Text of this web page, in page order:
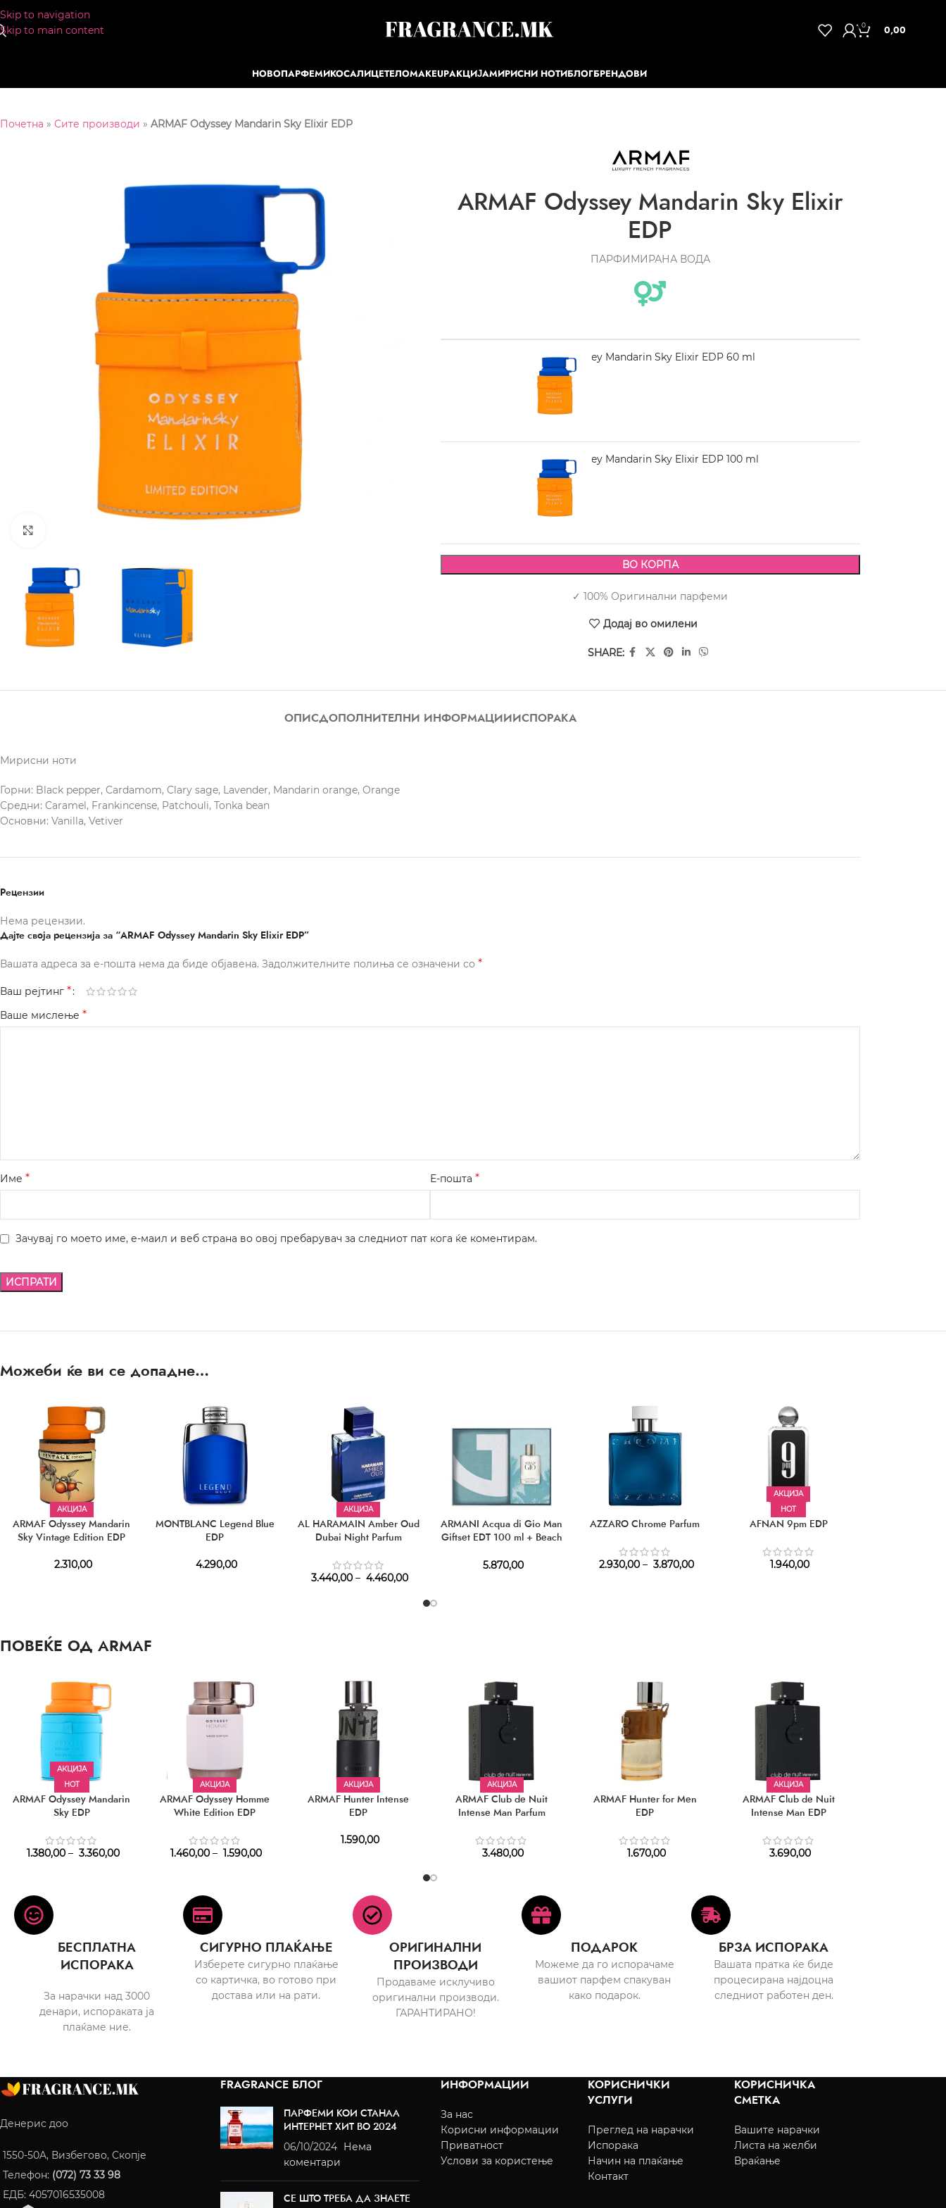
Skip to navigation
Skip to main content
0 0,00
НОВОПАРФЕМИКОСАЛИЦЕТЕЛОMAKEUPАКЦИЈАМИРИСНИ НОТИБЛОГБРЕНДОВИ
Почетна » Сите производи » ARMAF Odyssey Mandarin Sky Elixir EDP
ARMAF Odyssey Mandarin Sky Elixir
EDP
ПАРФИМИРАНА ВОДА
ARMAF Odyssey Mandarin Sky Elixir EDP 60 ml
2.050,00
ARMAF Odyssey Mandarin Sky Elixir EDP 100 ml
2.330,00
ВО КОРПА
✓ 100% Оригинални парфеми
Додај во омилени
SHARE:
ОПИСДОПОЛНИТЕЛНИ ИНФОРМАЦИИИСПОРАКА
Мирисни ноти
Горни: Black pepper, Cardamom, Clary sage, Lavender, Mandarin orange, Orange
Средни: Caramel, Frankincense, Patchouli, Tonka bean
Основни: Vanilla, Vetiver
Рецензии
Нема рецензии.
Дајте своја рецензија за “ARMAF Odyssey Mandarin Sky Elixir EDP”
Вашата адреса за е-пошта нема да биде објавена. Задолжителните полиња се означени со *
Ваш рејтинг *
Ваше мислење *
Име * Е-пошта *
Зачувај го моето име, е-маил и веб страна во овој пребарувач за следниот пат кога ќе коментирам.
Можеби ќе ви се допадне…
АКЦИЈА
ARMAF Odyssey Mandarin
Sky Vintage Edition EDP
2.310,00
MONTBLANC Legend Blue
EDP
4.290,00
АКЦИЈА
AL HARAMAIN Amber Oud
Dubai Night Parfum
3.440,00 – 4.460,00
ARMANI Acqua di Gio Man
Giftset EDT 100 ml + Beach
5.870,00
AZZARO Chrome Parfum
2.930,00 – 3.870,00
АКЦИЈА
HOT
AFNAN 9pm EDP
1.940,00
ПОВЕЌЕ ОД ARMAF
АКЦИЈА
HOT
ARMAF Odyssey Mandarin
Sky EDP
1.380,00 – 3.360,00
АКЦИЈА
ARMAF Odyssey Homme
White Edition EDP
1.460,00 – 1.590,00
АКЦИЈА
ARMAF Hunter Intense
EDP
1.590,00
АКЦИЈА
ARMAF Club de Nuit
Intense Man Parfum
3.480,00
ARMAF Hunter for Men
EDP
1.670,00
АКЦИЈА
ARMAF Club de Nuit
Intense Man EDP
3.690,00
БЕСПЛАТНА
ИСПОРАКА
За нарачки над 3000
денари, испораката ја
плаќаме ние.
СИГУРНО ПЛАЌАЊЕ
Изберете сигурно плаќање
со картичка, во готово при
достава или на рати.
ОРИГИНАЛНИ
ПРОИЗВОДИ
Продаваме исклучиво
оригинални производи.
ГАРАНТИРАНО!
ПОДАРОК
Можеме да го испорачаме
вашиот парфем спакуван
како подарок.
БРЗА ИСПОРАКА
Вашата пратка ќе биде
процесирана најдоцна
следниот работен ден.
Денерис доо
1550-50A, Визбегово, Скопје
Телефон: (072) 73 33 98
ЕДБ: 4057016535008
FRAGRANCE БЛОГ
ПАРФЕМИ КОИ СТАНАА
ИНТЕРНЕТ ХИТ ВО 2024
06/10/2024 Нема
коментари
СЕ ШТО ТРЕБА ДА ЗНАЕТЕ
ИНФОРМАЦИИ
За нас
Корисни информации
Приватност
Услови за користење
КОРИСНИЧКИ
УСЛУГИ
Преглед на нарачки
Испорака
Начин на плаќање
Контакт
КОРИСНИЧКА
СМЕТКА
Вашите нарачки
Листа на желби
Враќање